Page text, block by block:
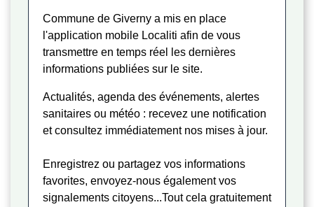
Commune de Giverny a mis en place
l'application mobile Localiti afin de vous
transmettre en temps réel les dernières
informations publiées sur le site.
Actualités, agenda des événements, alertes
sanitaires ou météo : recevez une notification
et consultez immédiatement nos mises à jour.
Enregistrez ou partagez vos informations
favorites, envoyez-nous également vos
signalements citoyens...Tout cela gratuitement